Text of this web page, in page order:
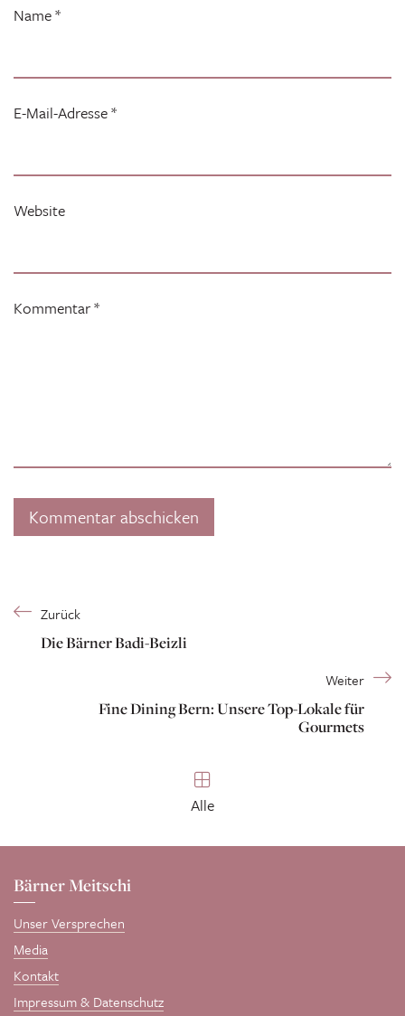
Name*
E-Mail-Adresse*
Website
Kommentar*
Zurück
Die Bärner Badi-Beizli
Alle
Weiter
Fine Dining Bern: Unsere Top-Lokale für
Gourmets
Bärner Meitschi
Unser Versprechen
Media
Kontakt
Impressum & Datenschutz